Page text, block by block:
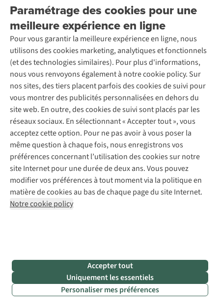
•
Distance:17
km
•Point de
départ et
d’arrivée:
entre Alle et
Bohan-sur-
Semois
•Kayak :
location
chezKayaks
La Vanneà
Alle-sur-
Semois
Une fois que vous aurez quitté la ville touristique de Barvaux,
vous serez bientôt au centre de rivages verdoyants et
pourrez déployer vos talents de pagayeur sur les
surprenants méandres de l’Ourthe. Au printemps et à
Paramétrage des cookies pour une
meilleure expérience en ligne
Pour vous garantir la meilleure expérience en ligne, nous
utilisons des cookies marketing, analytiques et fonctionnels
(et des technologies similaires). Pour plus d'informations,
nous vous renvoyons également à notre cookie policy. Sur
nos sites, des tiers placent parfois des cookies de suivi pour
vous montrer des publicités personnalisées en dehors du
site web. En outre, des cookies de suivi sont placés par les
réseaux sociaux. En sélectionnant « Accepter tout », vous
acceptez cette option. Pour ne pas avoir à vous poser la
même question à chaque fois, nous enregistrons vos
préférences concernant l’utilisation des cookies sur notre
site Internet pour une durée de deux ans. Vous pouvez
modifier vos préférences à tout moment via la politique en
matière de cookies au bas de chaque page du site Internet.
Notre cookie policy
Accepter tout
Uniquement les essentiels
Personaliser mes préférences